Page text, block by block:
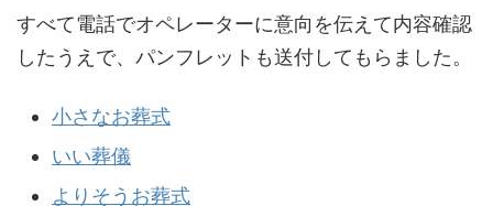
すべて電話でオペレーターに意向を伝えて内容確認
したうえで、パンフレットも送付してもらました。
小さなお葬式
いい葬儀
よりそうお葬式